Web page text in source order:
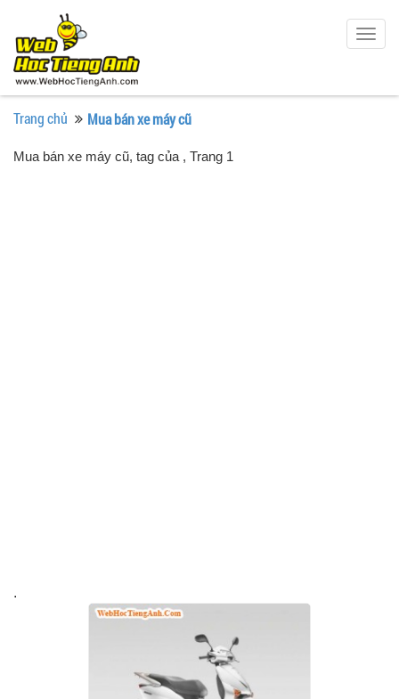
Trang chủ Mua bán xe máy cũ
Mua bán xe máy cũ, tag của , Trang 1
.